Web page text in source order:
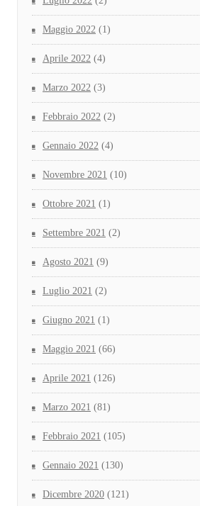
Maggio 2022 (1)
Aprile 2022 (4)
Marzo 2022 (3)
Febbraio 2022 (2)
Gennaio 2022 (4)
Novembre 2021 (10)
Ottobre 2021 (1)
Settembre 2021 (2)
Agosto 2021 (9)
Luglio 2021 (2)
Giugno 2021 (1)
Maggio 2021 (66)
Aprile 2021 (126)
Marzo 2021 (81)
Febbraio 2021 (105)
Gennaio 2021 (130)
Dicembre 2020 (121)